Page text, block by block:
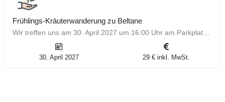
Frühlings-Kräuterwanderung zu Beltane
30. April 2027 29 € inkl. MwSt.